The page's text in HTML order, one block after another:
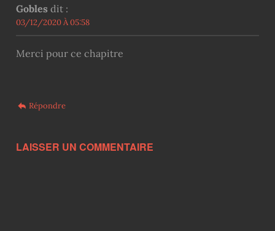
Gobles dit :
03/12/2020 À 05:58
Merci pour ce chapitre
Répondre
LAISSER UN COMMENTAIRE